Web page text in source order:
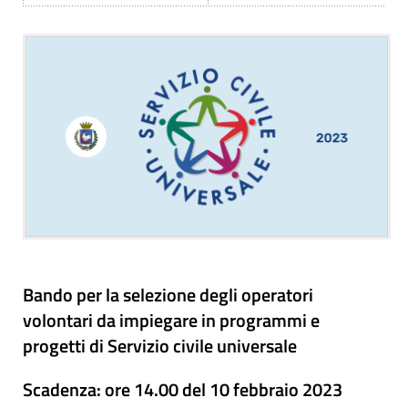
Bando per la selezione degli operatori
volontari da impiegare in programmi e
progetti di Servizio civile universale
Scadenza: ore 14.00 del 10 febbraio 2023